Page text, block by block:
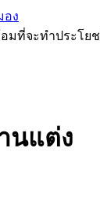
อง
มที่จะทำประโย
นแต่ง